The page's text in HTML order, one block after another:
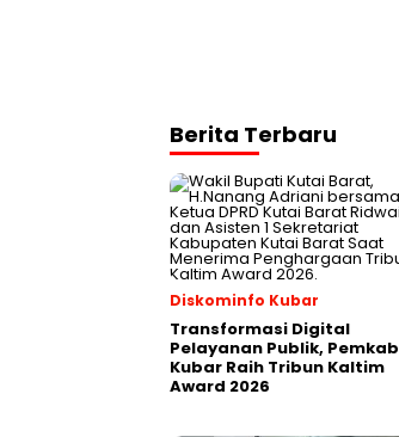
Berita Terbaru
Diskominfo Kubar
Transformasi Digital
Pelayanan Publik, Pemkab
Kubar Raih Tribun Kaltim
Award 2026